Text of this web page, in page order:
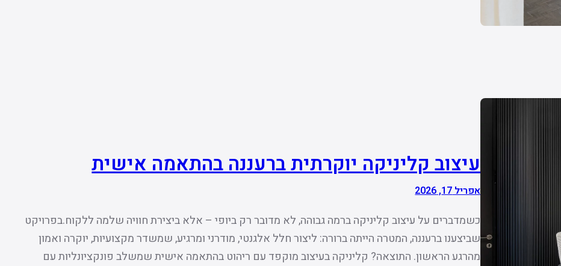
עיצוב קליניקה יוקרתית ברעננה בהתאמה אישית
אפריל 17, 2026
כשמדברים על עיצוב קליניקה ברמה גבוהה, לא מדובר רק ביופי – אלא ביצירת חוויה שלמה ללקוח.בפרויקט
שביצענו ברעננה, המטרה הייתה ברורה: ליצור חלל אלגנטי, מודרני ומרגיע, שמשדר מקצועיות, יוקרה ואמון
מהרגע הראשון. התוצאה? קליניקה בעיצוב מוקפד עם ריהוט בהתאמה אישית שמשלב פונקציונליות עם